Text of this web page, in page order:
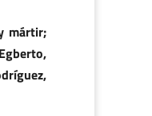
mártir;